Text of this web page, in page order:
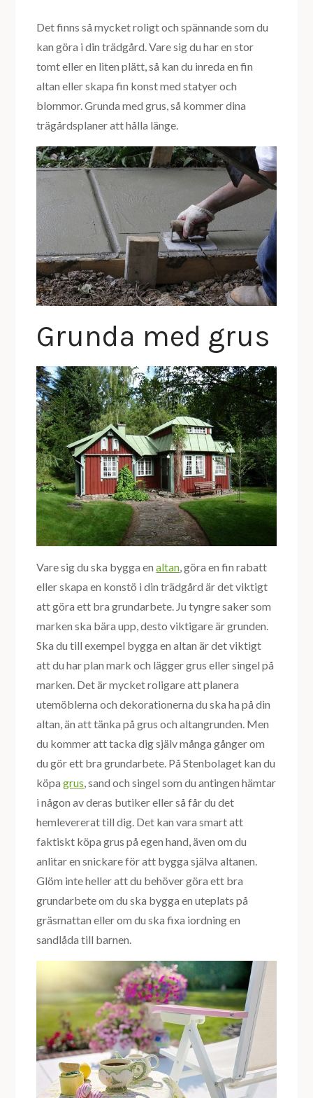
Det finns så mycket roligt och spännande som du
kan göra i din trädgård. Vare sig du har en stor
tomt eller en liten plätt, så kan du inreda en fin
altan eller skapa fin konst med statyer och
blommor. Grunda med grus, så kommer dina
trägårdsplaner att hålla länge.
Grunda med grus
Vare sig du ska bygga enaltan, göra en fin rabatt
eller skapa en konstö i din trädgård är det viktigt
att göra ett bra grundarbete. Ju tyngre saker som
marken ska bära upp, desto viktigare är grunden.
Ska du till exempel bygga en altan är det viktigt
att du har plan mark och lägger grus eller singel på
marken. Det är mycket roligare att planera
utemöblerna och dekorationerna du ska ha på din
altan, än att tänka på grus och altangrunden. Men
du kommer att tacka dig själv många gånger om
du gör ett bra grundarbete. På Stenbolaget kan du
köpagrus, sand och singel som du antingen hämtar
i någon av deras butiker eller så får du det
hemlevererat till dig. Det kan vara smart att
faktiskt köpa grus på egen hand, även om du
anlitar en snickare för att bygga själva altanen.
Glöm inte heller att du behöver göra ett bra
grundarbete om du ska bygga en uteplats på
gräsmattan eller om du ska fixa iordning en
sandlåda till barnen.